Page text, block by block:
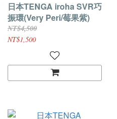
日本TENGA iroha SVR巧
振環(Very Peri/莓果紫)
NT$4,500
NT$1,500